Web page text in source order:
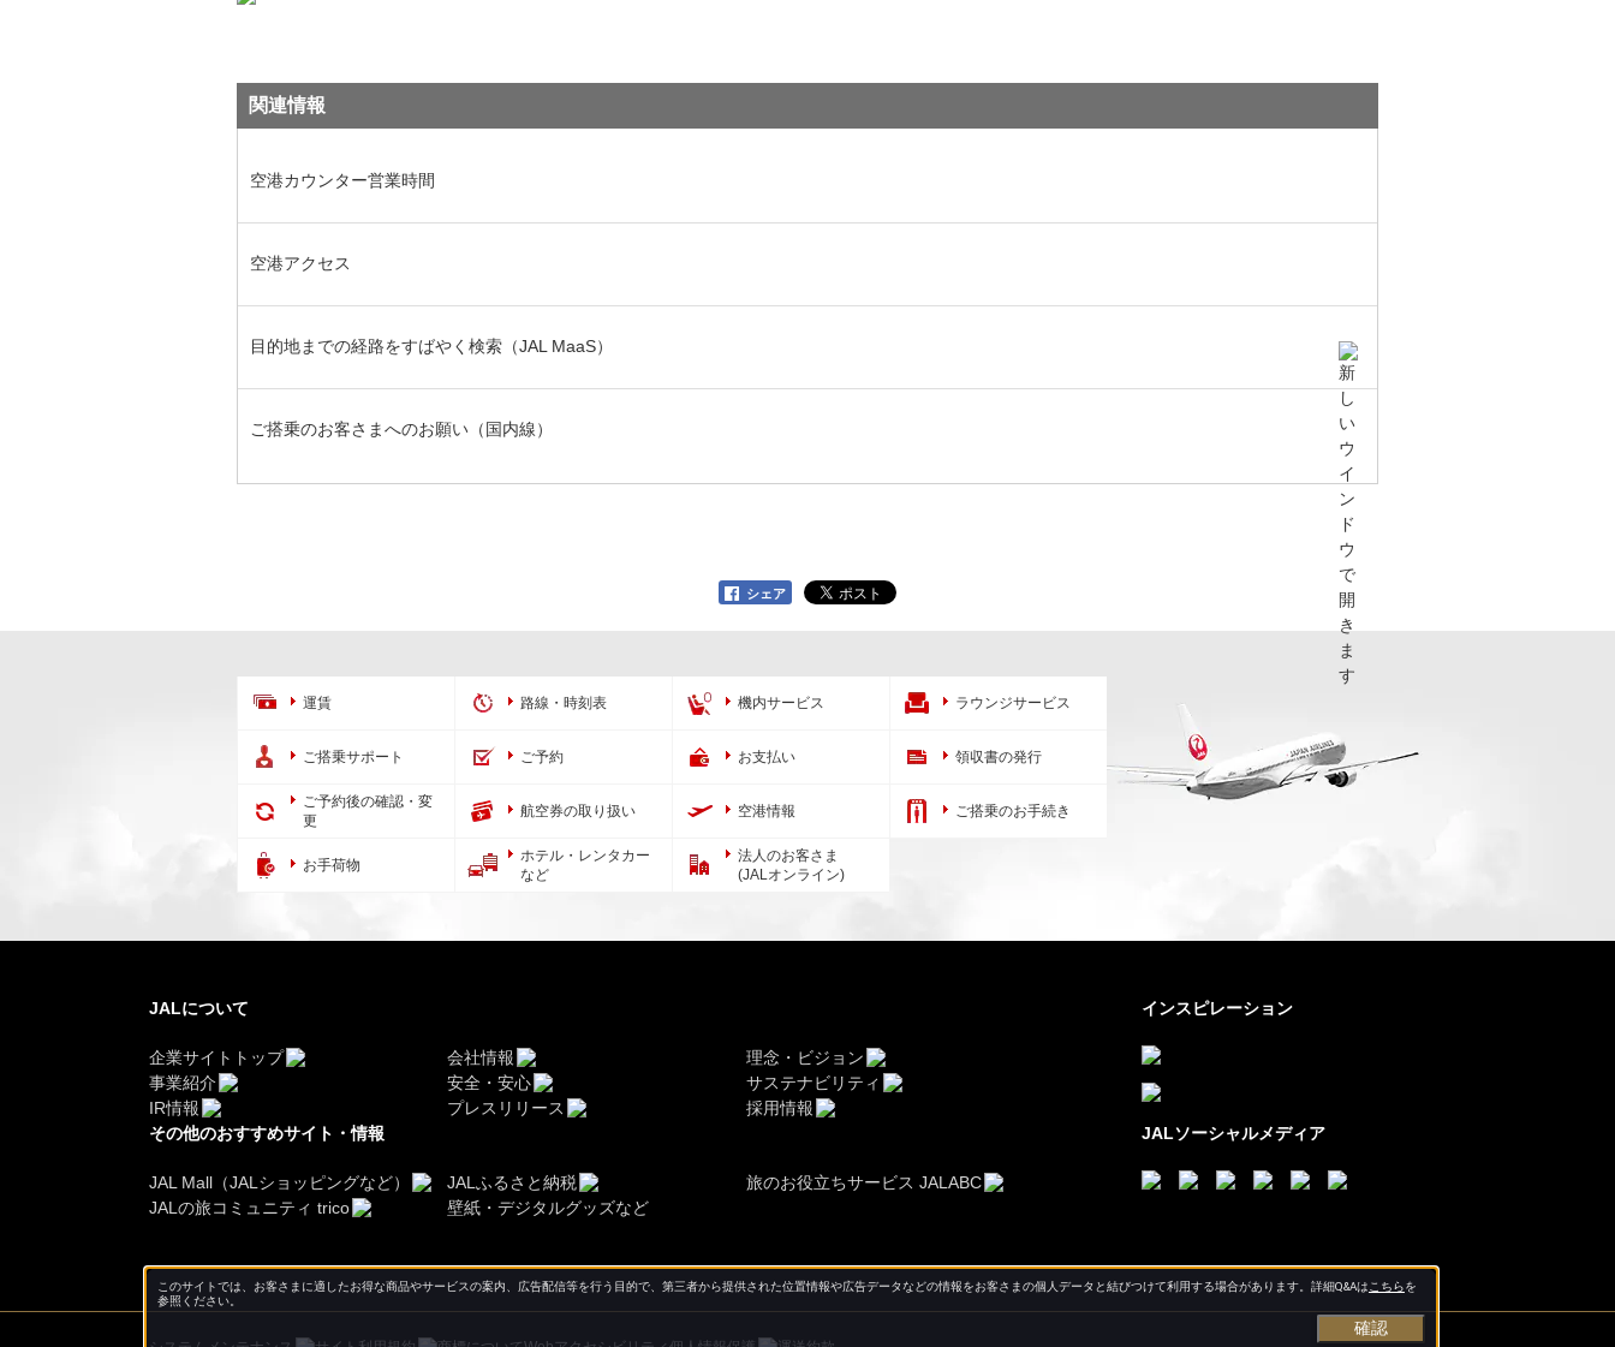
関連情報
空港カウンター営業時間
空港アクセス
目的地までの経路をすばやく検索（JAL MaaS）
ご搭乗のお客さまへのお願い（国内線）
シェア
運賃 路線・時刻表 機内サービス ラウンジサービス
ご搭乗サポート ご予約 お支払い 領収書の発行
ご予約後の確認・変
更
航空券の取り扱い 空港情報 ご搭乗のお手続き
お手荷物
ホテル・レンタカー
など
法人のお客さま
(JALオンライン)
JALについて
企業サイトトップ 会社情報
理念・ビジョン
事業紹介
安全・安心
サステナビリティ
IR情報
プレスリリース 採用情報
インスピレーション
その他のおすすめサイト・情報
JAL Mall（JALショッピングなど） JALふるさと納税
旅のお役立ちサービス JALABC
JALの旅コミュニティ trico
壁紙・デジタルグッズなど
JALソーシャルメディア
このサイトでは、お客さまに適したお得な商品やサービスの案内、広告配信等を行う目的で、第三者から提供された位置情報や広告データなどの情報をお客さまの個人データと結びつけて利用する場合があります。詳細Q&Aは こちらを
参照ください。
確認